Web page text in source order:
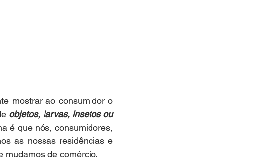
mostrar ao consumidor o
objetos, larvas, insetos ou
é que nós, consumidores,
as nossas residências e
mudamos de comércio.